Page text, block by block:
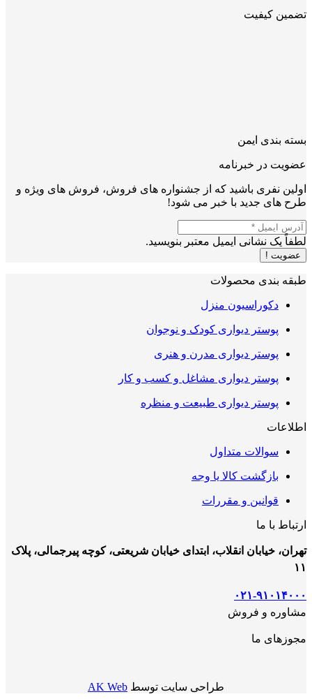
تضمین کیفیت
بسته بندی ایمن
عضویت در خبرنامه
اولین نفری باشید که از جشنواره های فروش، فروش های ویژه و
طرح های جدید با خبر می شود!
لطفاً یک نشانی ایمیل معتبر بنویسید.
عضویت !
طبقه بندی محصولات
دکوراسیون منزل
پوستر دیواری کودک و نوجوان
پوستر دیواری مدرن و هنری
پوستر دیواری مشاغل و کسب و کار
پوستر دیواری طبیعت و منظره
اطلاعات
سوالات متداول
بازگشت کالا یا وجه
قوانین و مقررات
ارتباط با ما
تهران، خیابان انقلاب، ابتدای خیابان شریعتی، کوچه پیرجمالی، پلاک
۱۱
۰۲۱-۹۱۰۱۴۰۰۰
مشاوره و فروش
مجوزهای ما
طراحی سایت توسط AK Web